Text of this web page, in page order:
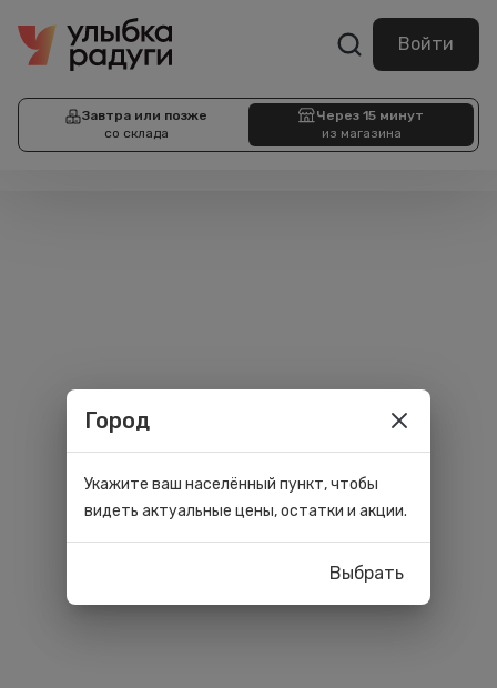
Войти
Завтра или позже
со склада
Через 15 минут
из магазина
Город
Укажите ваш населённый пункт, чтобы
видеть актуальные цены, остатки и акции.
Выбрать